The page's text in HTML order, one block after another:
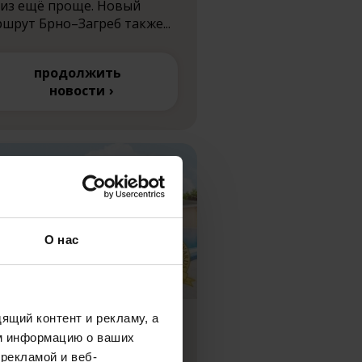
О нас
контент и рекламу, а
информацию о ваших
и веб-
ещё проще. Новый
Брно–Загреб также...
продолжить
новости
Europa